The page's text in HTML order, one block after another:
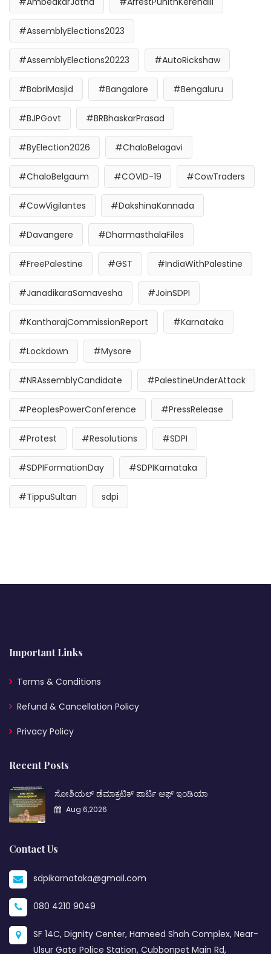
#AssemblyElections2023
#AssemblyElections20223 #AutoRickshaw
#BabriMasjid #Bangalore #Bengaluru
#BJPGovt #BRBhaskarPrasad
#ByElection2026 #ChaloBelagavi
#ChaloBelgaum #COVID-19 #CowTraders
#CowVigilantes #DakshinaKannada
#Davangere #DharmasthalaFiles
#FreePalestine #GST #IndiaWithPalestine
#JanadikaraSamavesha #JoinSDPI
#KantharajCommissionReport #Karnataka
#Lockdown #Mysore
#NRAssemblyCandidate #PalestineUnderAttack
#PeoplesPowerConference #PressRelease
#Protest #Resolutions #SDPI
#SDPIFormationDay #SDPIKarnataka
#TippuSultan sdpi
Important Links
Terms & Conditions
Refund & Cancellation Policy
Privacy Policy
Recent Posts
ಸೋಶಿಯಲ್ ಡೆಮಾಕ್ರಟಿಕ್ ಪಾರ್ಟಿ ಆಫ್ ಇಂಡಿಯಾ
Aug 6,2026
Contact Us
sdpikarnataka@gmail.com
080 4210 9049
SF 14C, Dignity Center, Hameed Shah Complex, Near-
Ulsur Gate Police Station, Cubbonpet Main Rd,